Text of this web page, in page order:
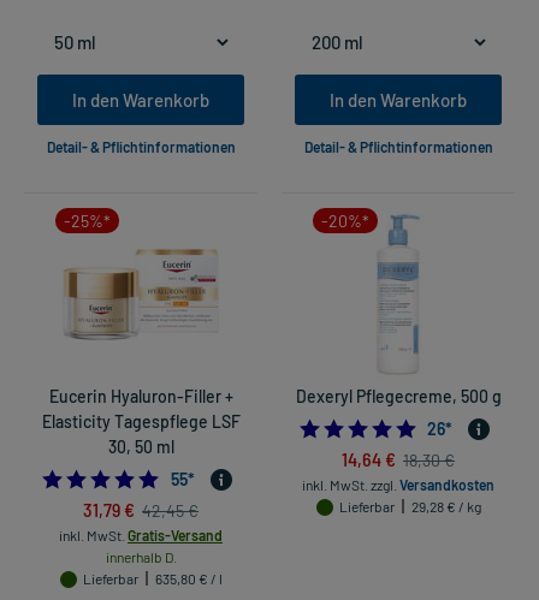
In den Warenkorb
Detail- & Pflichtinformationen
In den Warenkorb
Detail- & Pflichtinformationen
-25%*
Eucerin Hyaluron-Filler +
Elasticity Tagespflege LSF
30, 50 ml
4.836363636363636
55*
31,79 € 42,45 €
inkl. MwSt. Gratis-Versand
innerhalb D.
Lieferbar
635,80 € / l
-20%*
Dexeryl Pflegecreme, 500 g
5.0
26*
14,64 € 18,30 €
inkl. MwSt. zzgl. Versandkosten
Lieferbar
29,28 € / kg